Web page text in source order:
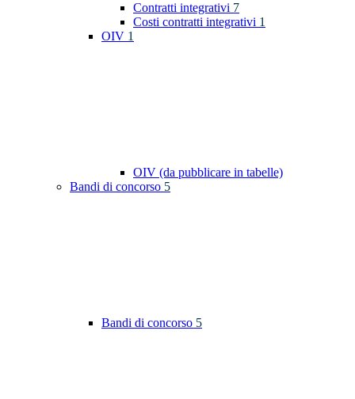
Contratti integrativi 7
Costi contratti integrativi 1
OIV 1
OIV (da pubblicare in tabelle)
Bandi di concorso 5
Bandi di concorso 5